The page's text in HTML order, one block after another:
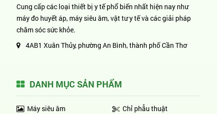
Cung cấp các loại thiết bị y tế phổ biến nhất hiện nay như
máy đo huyết áp, máy siêu âm, vật tư y tế và các giải pháp
chăm sóc sức khỏe.
4AB1 Xuân Thủy, phường An Bình, thành phố Cần Thơ
DANH MỤC SẢN PHẨM
Máy siêu âm
Chỉ phẫu thuật